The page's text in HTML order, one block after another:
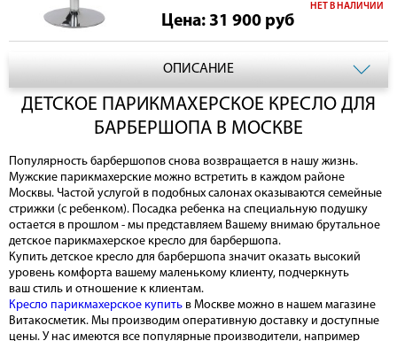
Цена: 31 900 руб
НЕТ В НАЛИЧИИ
ОПИСАНИЕ
ДЕТСКОЕ ПАРИКМАХЕРСКОЕ КРЕСЛО ДЛЯ
БАРБЕРШОПА В МОСКВЕ
Популярность барбершопов снова возвращается в нашу жизнь.
Мужские парикмахерские можно встретить в каждом районе
Москвы. Частой услугой в подобных салонах оказываются семейные
стрижки (с ребенком). Посадка ребенка на специальную подушку
остается в прошлом - мы представляем Вашему внимаю брутальное
детское парикмахерское кресло для барбершопа.
Купить детское кресло для барбершопа значит оказать высокий
уровень комфорта вашему маленькому клиенту, подчеркнуть
ваш стиль и отношение к клиентам.
Кресло парикмахерское купить в Москве можно в нашем магазине
Витакосметик. Мы производим оперативную доставку и доступные
цены. У нас имеются все популярные производители, например